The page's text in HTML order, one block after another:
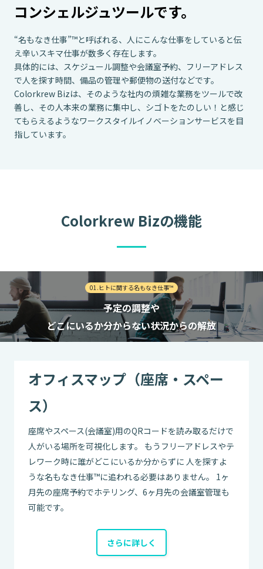
コンシェルジュツールです。
“名もなき仕事”™と呼ばれる、人にこんな仕事をしていると伝
え辛いスキマ仕事が数多く存在します。
具体的には、スケジュール調整や会議室予約、フリーアドレス
で人を探す時間、 備品の管理や郵便物の送付などです。
Colorkrew Bizは、そのような社内の煩雑な業務をツールで改
善し、 その人本来の業務に集中し、シゴトをたのしい！と感じ
てもらえるようなワークスタイルイノベーションサービスを目
指しています。
Colorkrew Bizの機能
01.ヒトに関する名もなき仕事™
予定の調整や
どこにいるか分からない状況からの解放
オフィスマップ（座席・スペー
ス）
座席やスペース(会議室)用のQRコードを読み取るだけで
人がいる場所を可視化します。 もうフリーアドレスやテ
レワーク時に誰がどこにいるか分からずに 人を探すよ
うな名もなき仕事™に追われる必要はありません。 1ヶ
月先の座席予約でホテリング、6ヶ月先の会議室管理も
可能です。
さらに詳しく